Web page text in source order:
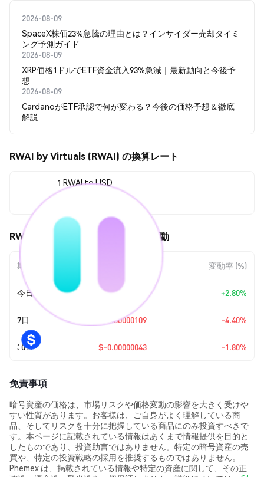
2026-08-09
SpaceX株価23%急騰の理由とは？インサイダー売却タイミ
ング予測ガイド
2026-08-09
XRP価格1ドルでETF資金流入93%急減｜最新動向と今後予
想
2026-08-09
CardanoがETF承認で何が変わる？今後の価格予想＆徹底
解説
RWAI by Virtuals (RWAI) の換算レート
1 RWAI to USD
RWAI by Virtuals (RWAI) の価格変動
期間 変動率 (%)
今日 +$0.00000065 +2.80%
7日 $-0.00000109 -4.40%
30日 $-0.00000043 -1.80%
免責事項
暗号資産の価格は、市場リスクや価格変動の影響を大きく受けや
すい性質があります。お客様は、ご自身がよく理解している商
品、そしてリスクを十分に把握している商品にのみ投資すべきで
す。本ページに記載されている情報はあくまで情報提供を目的と
したものであり、投資助言ではありません。特定の暗号資産の売
買や、特定の投資戦略の採用を推奨するものではありません。
Phemex は、掲載されている情報や特定の資産に関して、その正